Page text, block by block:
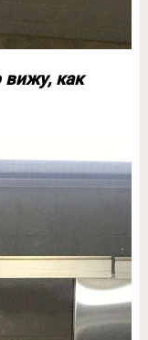
вижу, как